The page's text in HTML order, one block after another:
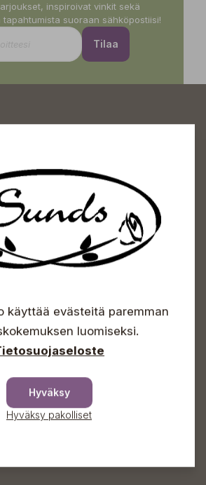
inspiroivat vinkit sekä
suoraan sähköpostiisi!
Tilaa
käyttää evästeitä paremman
luomiseksi.
Hyväksy
Hyväksy pakolliset